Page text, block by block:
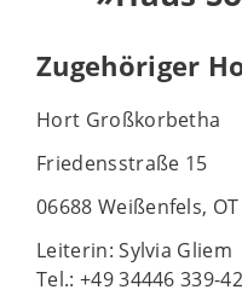
Zugehöriger
Hort Großkorbetha
Friedensstraße 15
06688 Weißenfels,
Leiterin: Sylvia Gliem
Tel.: +49 34446 339-42